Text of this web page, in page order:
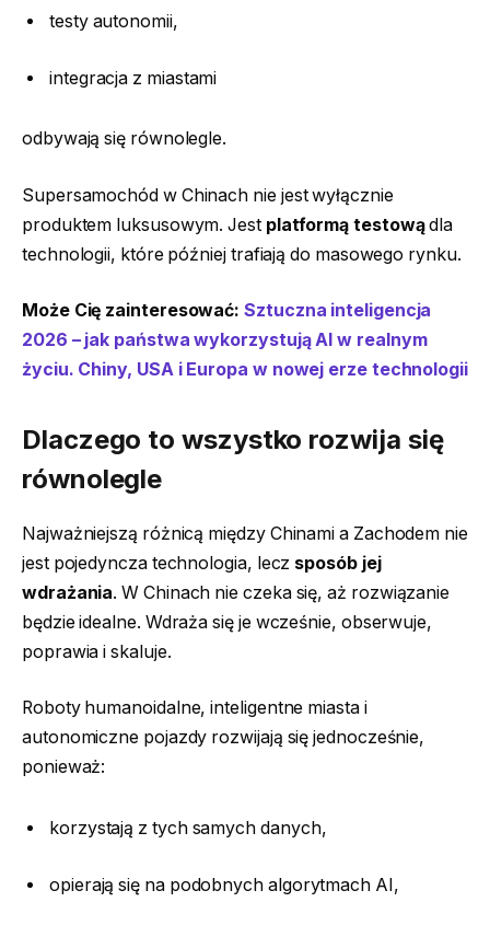
testy autonomii,
integracja z miastami
odbywają się równolegle.
Supersamochód w Chinach nie jest wyłącznie
produktem luksusowym. Jest platformą testowądla
technologii, które później trafiają do masowego rynku.
Może Cię zainteresować:Sztuczna inteligencja
2026 – jak państwa wykorzystują AI w realnym
życiu. Chiny, USA i Europa w nowej erze technologii
Dlaczego to wszystko rozwija się
równolegle
Najważniejszą różnicą między Chinami a Zachodem nie
jest pojedyncza technologia, lecz sposób jej
wdrażania. W Chinach nie czeka się, aż rozwiązanie
będzie idealne. Wdraża się je wcześnie, obserwuje,
poprawia i skaluje.
Roboty humanoidalne, inteligentne miasta i
autonomiczne pojazdy rozwijają się jednocześnie,
ponieważ:
korzystają z tych samych danych,
opierają się na podobnych algorytmach AI,